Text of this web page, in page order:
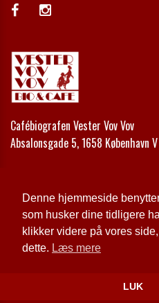
Denne hjemmeside
som husker dine tidligere
klikker videre på vores
dette. Læs mere
LUK
Cafébiografen Vester Vov Vov
Absalonsgade 5, 1658 København V
Email: kontakt@vestervovvov.dk
Cookie- og privatlivspolitik